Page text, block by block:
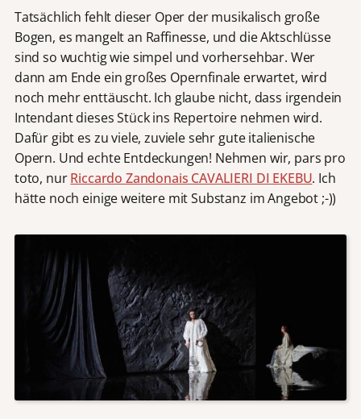
Tatsächlich fehlt dieser Oper der musikalisch große
Bogen, es mangelt an Raffinesse, und die Aktschlüsse
sind so wuchtig wie simpel und vorhersehbar. Wer
dann am Ende ein großes Opernfinale erwartet, wird
noch mehr enttäuscht. Ich glaube nicht, dass irgendein
Intendant dieses Stück ins Repertoire nehmen wird.
Dafür gibt es zu viele, zuviele sehr gute italienische
Opern. Und echte Entdeckungen! Nehmen wir, pars pro
toto, nurRiccardo Zandonais CAVALIERI DI EKEBU. Ich
hätte noch einige weitere mit Substanz im Angebot ;-))